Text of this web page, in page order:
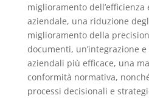
miglioramento
aziendale, una riduzione
miglioramento della
documenti, un’integrazione
aziendali più efficace, una
conformità normativa,
processi decisionali e